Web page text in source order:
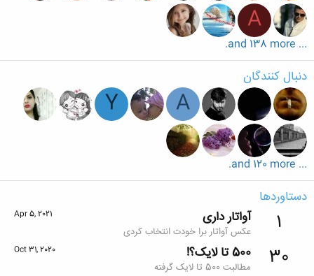
A
... and 138 more.
دنبال کنندگان
A
Y
... and 120 more.
دستاوردها
1
Apr 5, 2021 آواتار داری
عکس آواتار برا خودت انتخاب کردی
30
Oct 31, 2020 500 تا لایک؟!
مطالبت 500 تا لایک گرفته